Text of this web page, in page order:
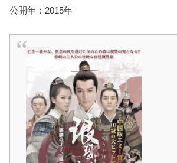
公開年：2015年